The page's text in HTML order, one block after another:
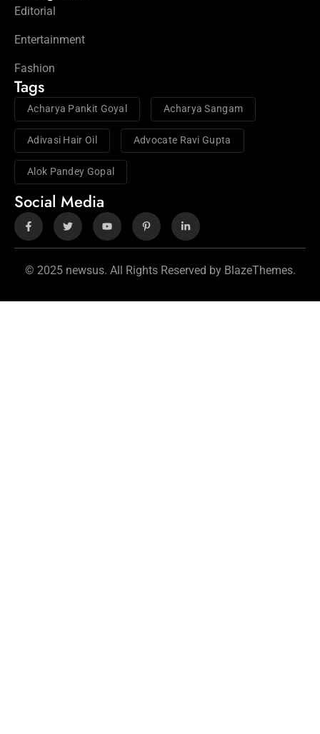
Editorial
Entertainment
Fashion
Tags
Acharya Pankit Goyal Acharya Sangam
Adivasi Hair Oil Advocate Ravi Gupta
Alok Pandey Gopal
Social Media
© 2025 newsus. All Rights Reserved by BlazeThemes.